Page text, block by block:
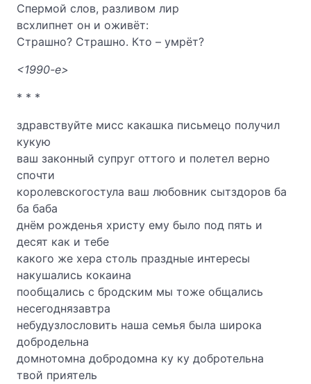
Спермой слов, разливом лир
всхлипнет он и оживёт:
Страшно? Страшно. Кто – умрёт?
<1990-е>
* * *
здравствуйте мисс какашка письмецо получил
кукую
ваш законный супруг оттого и полетел верно
спочти
королевскогостула ваш любовник сытздоров ба
ба баба
днём рожденья христу ему было под пять и
десят как и тебе
какого же хера столь праздные интересы
накушались кокаина
пообщались с бродским мы тоже общались
несегоднязавтра
небудузлословить наша семья была широка
добродельна
домнотомна добродомна ку ку добротельна
твой приятель